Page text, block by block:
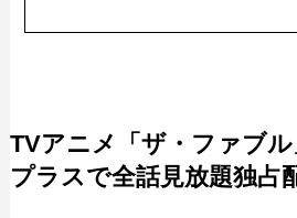
TVアニメ「ザ・ファブ
プラスで全話見放題独占